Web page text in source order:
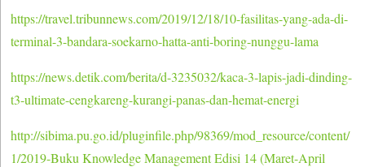
https://travel.tribunnews.com/2019/12/18/10-fasilitas-yang-ada-di-
terminal-3-bandara-soekarno-hatta-anti-boring-nunggu-lama
https://news.detik.com/berita/d-3235032/kaca-3-lapis-jadi-dinding-
t3-ultimate-cengkareng-kurangi-panas-dan-hemat-energi
http://sibima.pu.go.id/pluginfile.php/98369/mod_resource/content/
1/2019-Buku Knowledge Management Edisi 14 (Maret-April